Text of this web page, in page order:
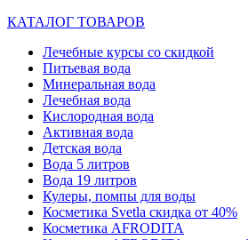
КАТАЛОГ ТОВАРОВ
Лечебные курсы со скидкой
Питьевая вода
Минеральная вода
Лечебная вода
Кислородная вода
Активная вода
Детская вода
Вода 5 литров
Вода 19 литров
Кулеры, помпы для воды
Косметика Svetla скидка от 40%
Косметика AFRODITA